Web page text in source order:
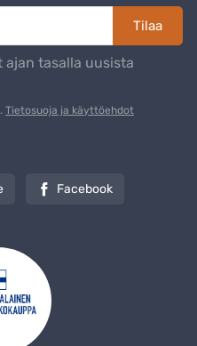
Tilaa
tasalla uusista
Tietosuoja ja käyttöehdot
Facebook